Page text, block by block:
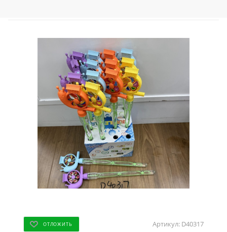
ОТЛОЖИТЬ Артикул: D40317